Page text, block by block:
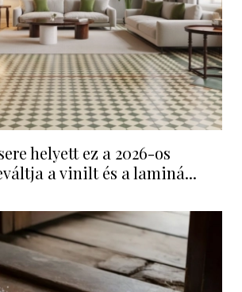
helyett ez a 2026-os
a vinilt és a laminá...